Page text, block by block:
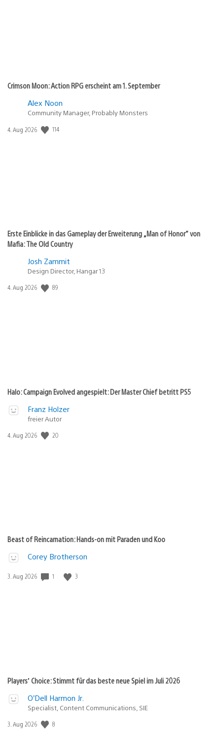
Crimson Moon: Action RPG erscheint am 1. September
Alex Noon
Community Manager, Probably Monsters
Veröffentlichungsdatum:
4. Aug 2026 114
Erste Einblicke in das Gameplay der Erweiterung „Man of Honor“ von
Mafia: The Old Country
Josh Zammit
Design Director, Hangar 13
Veröffentlichungsdatum:
4. Aug 2026 89
Halo: Campaign Evolved angespielt: Der Master Chief betritt PS5
Franz Holzer
freier Autor
Veröffentlichungsdatum:
4. Aug 2026 20
Beast of Reincarnation: Hands-on mit Paraden und Koo
Corey Brotherson
Veröffentlichungsdatum:
3. Aug 2026 1 3
Players’ Choice: Stimmt für das beste neue Spiel im Juli 2026
O’Dell Harmon Jr.
Specialist, Content Communications, SIE
Veröffentlichungsdatum:
3. Aug 2026 8